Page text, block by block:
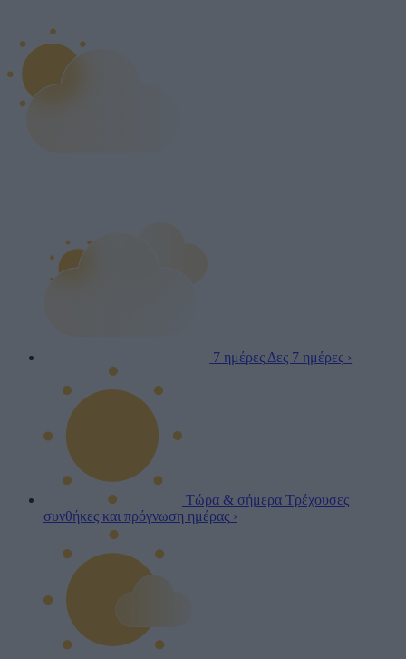
7 ημέρες Δες 7 ημέρες ›
Τώρα & σήμερα Τρέχουσες
συνθήκες και πρόγνωση ημέρας ›